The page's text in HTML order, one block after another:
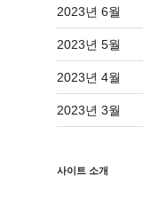
2023년 6월
2023년 5월
2023년 4월
2023년 3월
사이트 소개